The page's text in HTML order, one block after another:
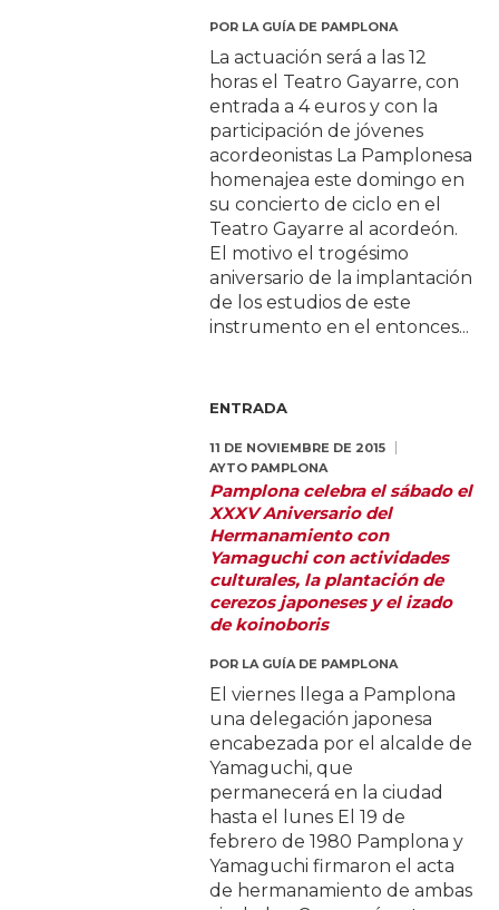
POR LA GUÍA DE PAMPLONA
La actuación será a las 12
horas el Teatro Gayarre, con
entrada a 4 euros y con la
participación de jóvenes
acordeonistas La Pamplonesa
homenajea este domingo en
su concierto de ciclo en el
Teatro Gayarre al acordeón.
El motivo el trogésimo
aniversario de la implantación
de los estudios de este
instrumento en el entonces...
ENTRADA
11 DE NOVIEMBRE DE 2015
AYTO PAMPLONA
Pamplona celebra el sábado el
XXXV Aniversario del
Hermanamiento con
Yamaguchi con actividades
culturales, la plantación de
cerezos japoneses y el izado
de koinoboris
POR LA GUÍA DE PAMPLONA
El viernes llega a Pamplona
una delegación japonesa
encabezada por el alcalde de
Yamaguchi, que
permanecerá en la ciudad
hasta el lunes El 19 de
febrero de 1980 Pamplona y
Yamaguchi firmaron el acta
de hermanamiento de ambas